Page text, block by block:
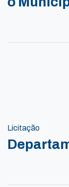
Licitação